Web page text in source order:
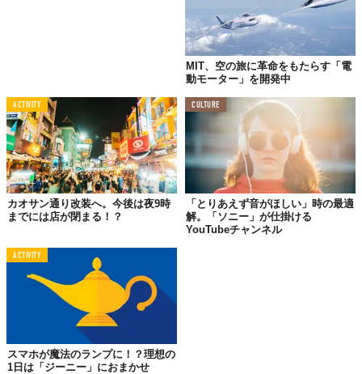
ちなみに、エクスペディアによれば、ホテルなどの検索結果は
1.26兆通りあり、そこからChatGPTが回答を教えてくれるよう
このサービス、今後の業界の新しいスタンダードになっていくの
では？
Reference:CHATGPT WROTE THIS PRESS RELEASE — NO, IT DIDN’T, BUT IT CAN NOW
ASSIST WITH TRAVEL PLANNING IN THE EXPEDIA APP / Expedia Group
Top image: ©iStock.com/lechatnoir
TABI LABO
この世界は、もっと広いはずだ。
MIT、空の旅に革命をもたらす「電
動モーター」を開発中
ACTIVITY
カオサン通り改装へ。今後は夜9時
までには店が閉まる！？
CULTURE
「とりあえず音がほしい」時の最適
解。「ソニー」が仕掛ける
YouTubeチャンネル
ACTIVITY
スマホが魔法のランプに！？理想の
1日は「ジーニー」におまかせ